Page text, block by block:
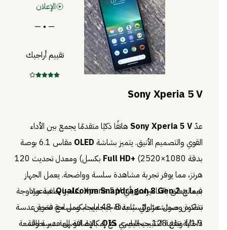
الإعلان
— • —
تقييم أراجيك
Sony Xperia 5 V
عدّSony Xperia 5 V هاتفًا ذكيًا متقدمًا يجمع بين الأداء
القوي والتصميم الأنيق. يتميز بشاشة OLED
مقاس 6.1 بوصة
بدقة
Full HD+
(2520×1080 بكسل) ومعدل تحديث 120
هرتز، مما يوفر تجربة مشاهدة سلسة وواضحة. يعمل الجهاز
بمعالجQualcomm Snapdragon 8 Gen 2، مدعومًا
بذاكرة وصول عشوائي سعة 8 جيجابايت، ومساحة تخزين
داخلية تبلغ 128 جيجابايت، مع إمكانية التوسعة عبر بطاقة
فيما يتعلق بالكاميرات، يأتي Xperia 5 V بكاميرا خلفية مزدوجة
تتضمن مستشعرًا رئيسيًا بدقة 48 ميجابكسل مع فتحة عدسة
f/1.9 وتقنية التثبيت البصري
OIS، بالإضافة إلى عدسة واسعة